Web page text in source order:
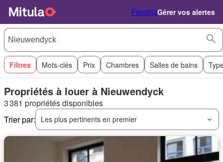
FavorisGérer vos alertes
Filtres Mots-clés Prix Chambres Salles de bains
Propriétés à louer à Nieuwendyck
3 381 propriétés disponibles
Trier par:
Les plus pertinents en premier